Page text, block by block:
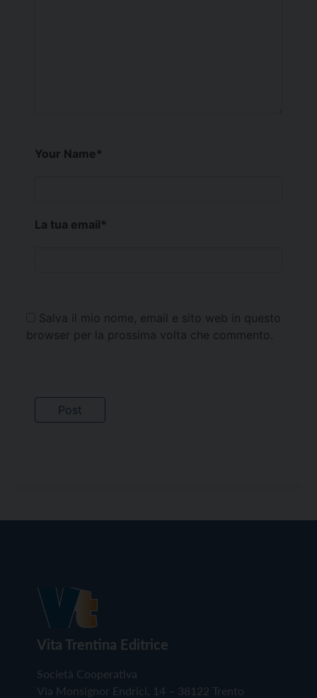
Your Name*
La tua email*
Salva il mio nome, email e sito web in questo
browser per la prossima volta che commento.
Vita Trentina Editrice
Società Cooperativa
Via Monsignor Endrici, 14 – 38122 Trento